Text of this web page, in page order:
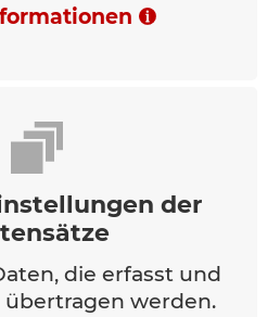
der
die erfasst und
werden.